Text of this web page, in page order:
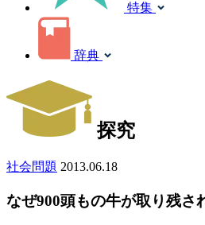
特集
辞典
探究
社会問題 2013.06.18
なぜ900頭もの牛が取り残さ